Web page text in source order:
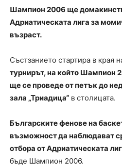
Шампион 2006 ще
Адриатическата лига за
възраст.
Състзанието стартира в края
турнирът, на който Шампион
ще се проведе от петък до
зала „Триадица“ в столицата.
Българските фенове на
възможност да наблюдават
отбора от Адриатическата
бъде Шампион 2006.